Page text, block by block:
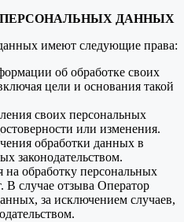
ПЕРСОНАЛЬНЫХ ДАННЫХ
имеют следующие права:
об обработке своих
цели и основания такой
своих персональных
или изменения.
обработки данных в
законодательством.
на обработку персональных
случае отзыва Оператор
за исключением случаев,